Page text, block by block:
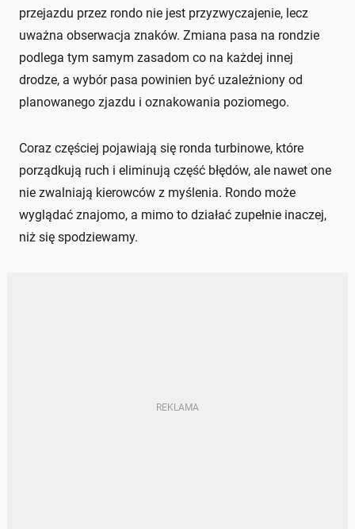
przejazdu przez rondo nie jest przyzwyczajenie, lecz
uważna obserwacja znaków. Zmiana pasa na rondzie
podlega tym samym zasadom co na każdej innej
drodze, a wybór pasa powinien być uzależniony od
planowanego zjazdu i oznakowania poziomego.
Coraz częściej pojawiają się ronda turbinowe, które
porządkują ruch i eliminują część błędów, ale nawet one
nie zwalniają kierowców z myślenia. Rondo może
wyglądać znajomo, a mimo to działać zupełnie inaczej,
niż się spodziewamy.